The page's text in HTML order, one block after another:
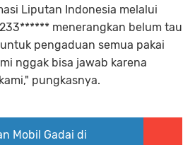
Liputan Indonesia melalui
menerangkan belum tau
pengaduan semua pakai
nggak bisa jawab karena
pungkasnya.
Mobil Gadai di